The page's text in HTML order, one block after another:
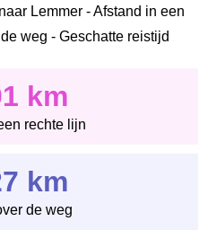
Lemmer - Afstand in een
weg - Geschatte reistijd
km
rechte lijn
km
de weg